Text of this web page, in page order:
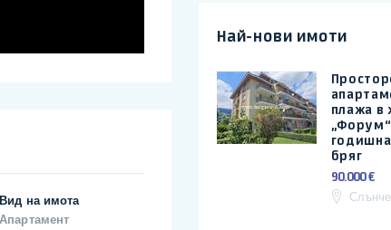
Вид на имота
Апартамент
Най-нови имоти
плажа в
бряг
90.000 €